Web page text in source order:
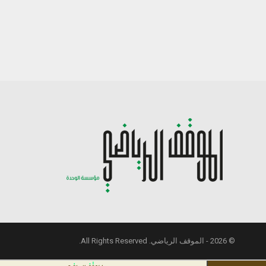
© 2026 - الموقف الرياضي. All Rights Reserved.